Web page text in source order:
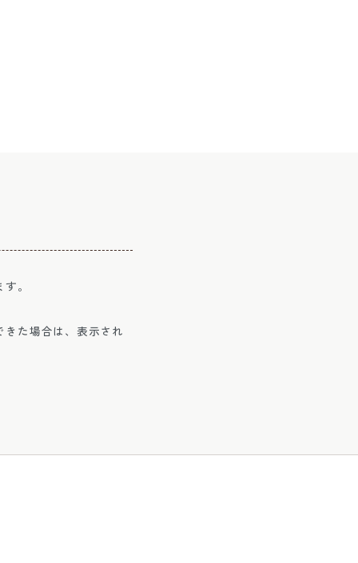
。
た場合は、表示され